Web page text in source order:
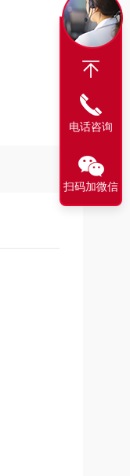
电话咨询
扫码加微信